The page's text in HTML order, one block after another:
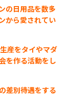
の日用品を数多
から愛されてい
産をタイやマダ
を作る活動をし
差別待遇をする